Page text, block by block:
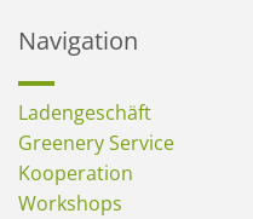
Navigation
Ladengeschäft
Greenery Service
Kooperation
Workshops